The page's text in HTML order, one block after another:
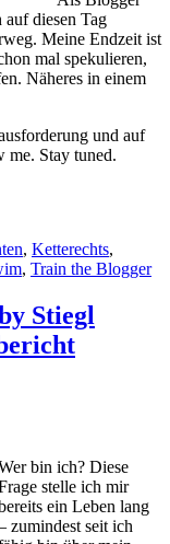
diesen Tag
Meine Endzeit ist
mal spekulieren,
Näheres in einem
und auf
me. Stay tuned.
, Ketterechts,
, Train the Blogger
Stiegl
bin ich? Diese
stelle ich mir
ein Leben lang
zumindest seit ich